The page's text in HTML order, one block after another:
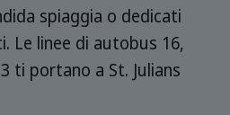
spiaggia o dedicati
Le linee di autobus 16,
ti portano a St. Julians